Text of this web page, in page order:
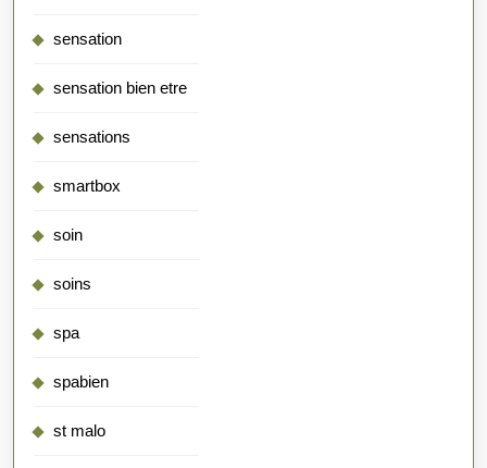
sensation
sensation bien etre
sensations
smartbox
soin
soins
spa
spabien
st malo